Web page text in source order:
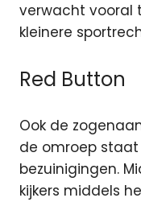
verwacht vooral
kleinere
Red Button
Ook de
de omroep
bezuinigingen.
kijkers middels